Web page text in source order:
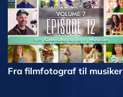
Fra filmfotograf til musiker